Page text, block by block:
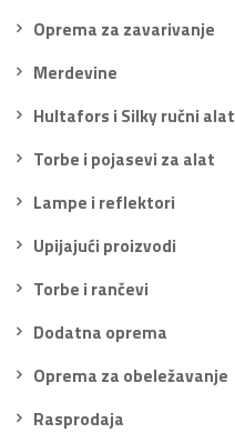
Oprema za zavarivanje
Merdevine
Hultafors i Silky ručni alat
Torbe i pojasevi za alat
Lampe i reflektori
Upijajući proizvodi
Torbe i rančevi
Dodatna oprema
Oprema za obeležavanje
Rasprodaja